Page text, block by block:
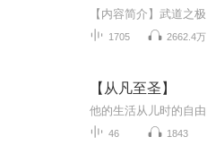
1705 2662.4万
【从凡至圣】
46 1843